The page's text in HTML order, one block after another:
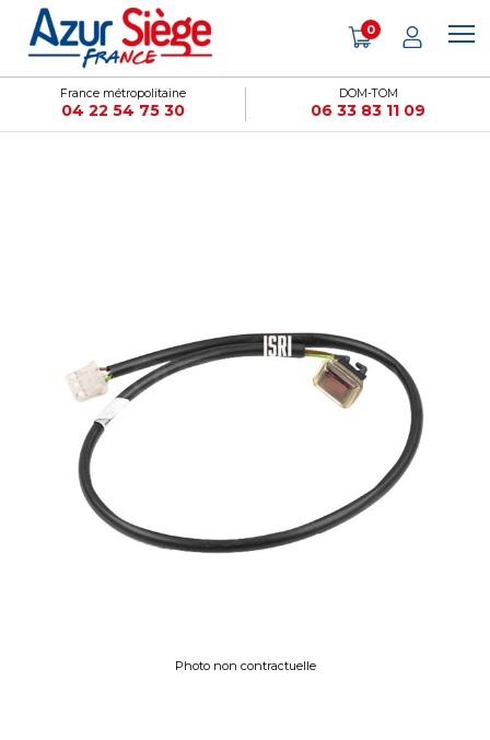
France métropolitaine
04 22 54 75 30
DOM-TOM
06 33 83 11 09
0
Photo non contractuelle
Panneau de gestion des cookies